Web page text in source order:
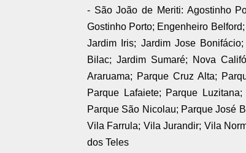
- São João de Meriti: Agostinho
Gostinho Porto; Engenheiro
Jardim Iris; Jardim Jose
Bilac; Jardim Sumaré; Nova
Araruama; Parque Cruz Alta;
Parque Lafaiete; Parque
Parque São Nicolau; Parque José
Vila Farrula; Vila Jurandir; Vila
dos Teles